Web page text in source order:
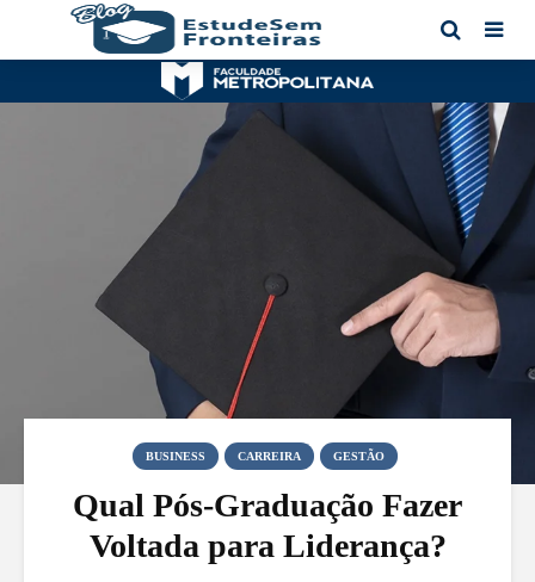
BUSINESS CARREIRA GESTÃO
Qual Pós-Graduação Fazer
Voltada para Liderança?